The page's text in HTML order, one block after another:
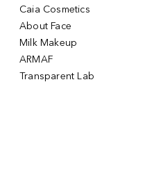
Caia Cosmetics
About Face
Milk Makeup
ARMAF
Transparent Lab